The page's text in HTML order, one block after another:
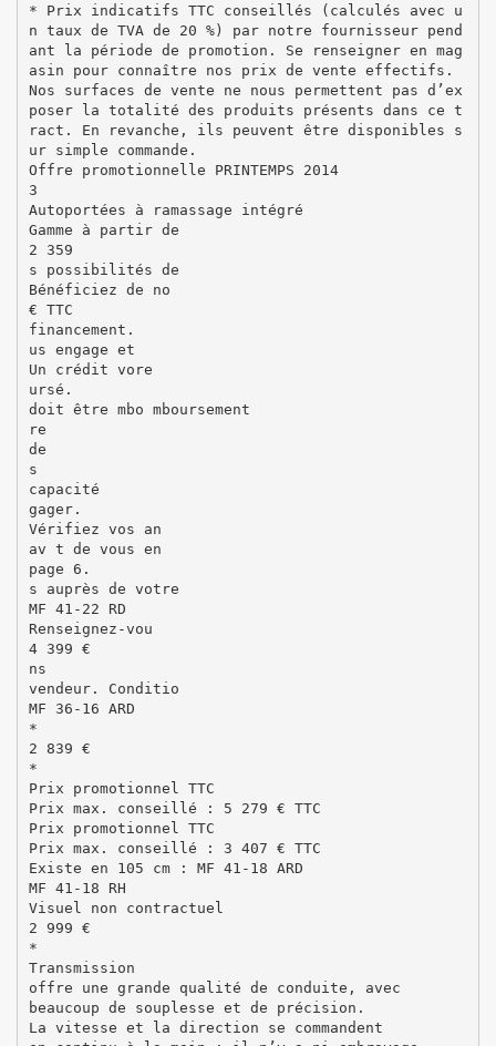
* Prix indicatifs TTC conseillés (calculés avec u
n taux de TVA de 20 %) par notre fournisseur pend
ant la période de promotion. Se renseigner en mag
asin pour connaître nos prix de vente effectifs.
Nos surfaces de vente ne nous permettent pas d’ex
poser la totalité des produits présents dans ce t
ract. En revanche, ils peuvent être disponibles s
ur simple commande.
Offre promotionnelle PRINTEMPS 2014
3
Autoportées à ramassage intégré
Gamme à partir de
2 359
s possibilités de
Bénéficiez de no
€ TTC
financement.
us engage et
Un crédit vore
ursé.
doit être mbo mboursement
re
de
s
capacité
gager.
Vérifiez vos an
av t de vous en
page 6.
s auprès de votre
MF 41-22 RD
Renseignez-vou
4 399 €
ns
vendeur. Conditio
MF 36-16 ARD
*
2 839 €
*
Prix promotionnel TTC
Prix max. conseillé : 5 279 € TTC
Prix promotionnel TTC
Prix max. conseillé : 3 407 € TTC
Existe en 105 cm : MF 41-18 ARD
MF 41-18 RH
Visuel non contractuel
2 999 €
*
Transmission
offre une grande qualité de conduite, avec
beaucoup de souplesse et de précision.
La vitesse et la direction se commandent